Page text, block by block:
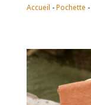
Accueil -Pochette -